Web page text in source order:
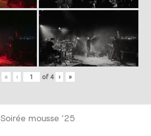
« ‹ of 4 › »
Soirée mousse ’25